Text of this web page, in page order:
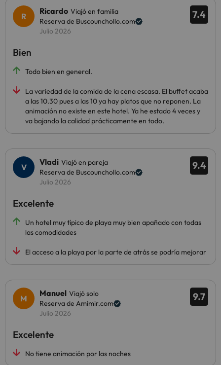
7.4
Ricardo Viajó en familia
Reserva de Buscounchollo.com
Julio 2026
Bien
Todo bien en general.
La variedad de la comida de la cena escasa. El buffet acaba
a las 10.30 pues a las 10 ya hay platos que no reponen. La
animación no existe en este hotel. Ya he estado 4 veces y
va bajando la calidad prácticamente en todo.
9.4
Vladi Viajó en pareja
Reserva de Buscounchollo.com
Julio 2026
Excelente
Un hotel muy típico de playa muy bien apañado con todas
las comodidades
El acceso a la playa por la parte de atrás se podría mejorar
9.7
Manuel Viajó solo
Reserva de Amimir.com
Julio 2026
Excelente
No tiene animación por las noches